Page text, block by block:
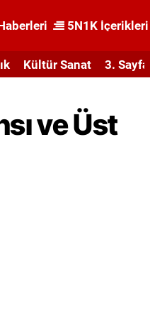
5N1K İçerikleri
Kültür Sanat 3. Sayfa
ve Üst